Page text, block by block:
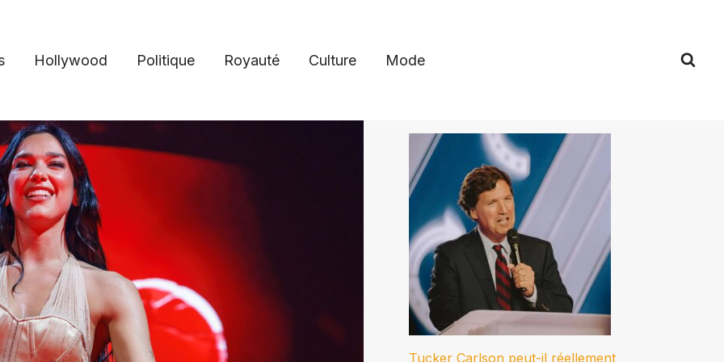
Hollywood Politique Royauté Culture Mode
Tucker Carlson peut-il réellement